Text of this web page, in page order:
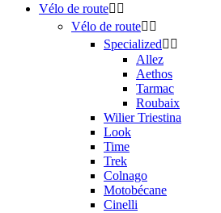
Vélo de route 
Vélo de route 
Specialized 
Allez
Aethos
Tarmac
Roubaix
Wilier Triestina
Look
Time
Trek
Colnago
Motobécane
Cinelli